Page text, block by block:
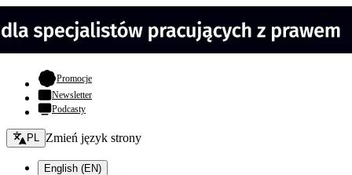
Promocje- otwiera się w nowej karcie
Newsletter
Podcasty
Zmień język - bieżący:
PL Zmień język strony
English (EN)